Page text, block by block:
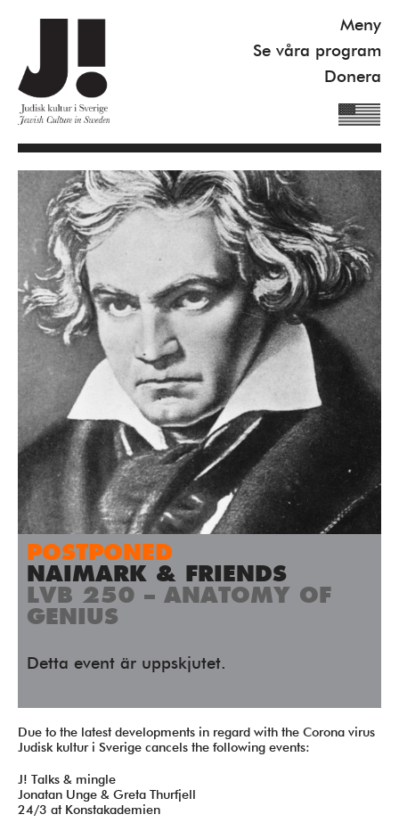
Meny
Se våra program
Donera
Om J!
Nyheter
Kommande program
Se våra program
Gilel Storch Award
Pod
Våra böcker
Press/Media
Deltagare
Medlemskap/Kontakt
Integritetspolicy
Donera
Vill du ha information om våra program?
POSTPONED
NAIMARK & FRIENDS
LVB 250 – ANATOMY OF
GENIUS
Detta event är uppskjutet.
Due to the latest developments in regard with the Corona virus
Judisk kultur i Sverige cancels the following events:
J! Talks & mingle
Jonatan Unge & Greta Thurfjell
24/3 at Konstakademien